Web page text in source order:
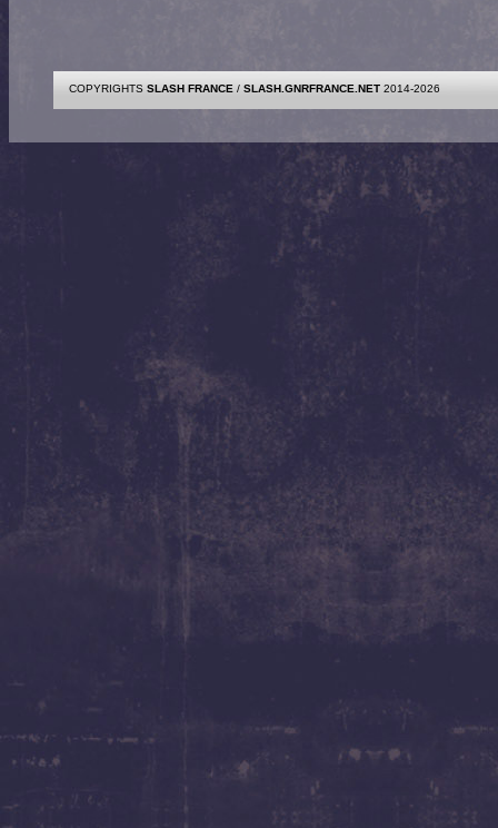
COPYRIGHTS SLASH FRANCE / SLASH.GNRFRANCE.NET 2014-2026